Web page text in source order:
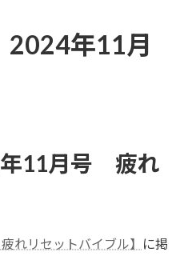
年11月
11月号 疲れ
リセットバイブル】
に掲